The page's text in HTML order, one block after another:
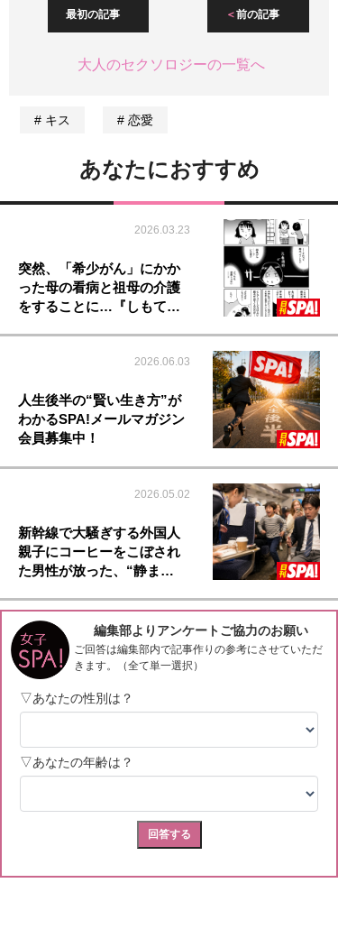
最初の記事 前の記事
大人のセクソロジーの一覧へ
キス 恋愛
あなたにおすすめ
2026.03.23
突然、「希少がん」にかか
った母の看病と祖母の介護
をすることに…『しもて…
2026.06.03
人生後半の“賢い生き方”が
わかるSPA!メールマガジン
会員募集中！
2026.05.02
新幹線で大騒ぎする外国人
親子にコーヒーをこぼされ
た男性が放った、“静ま…